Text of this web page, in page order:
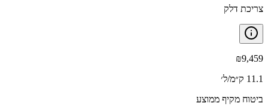
צריכת דלק
₪9,459
11.1 ק״מ/ל׳
ביטוח מקיף ממוצע